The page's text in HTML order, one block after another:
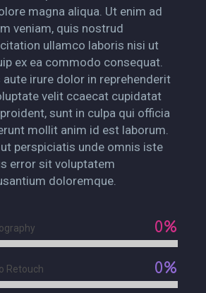
magna aliqua. Ut enim ad
veniam, quis nostrud
ullamco laboris nisi ut
ex ea commodo consequat.
aute irure dolor in reprehenderit
velit ccaecat cupidatat
sunt in culpa qui officia
mollit anim id est laborum.
perspiciatis unde omnis iste
error sit voluptatem
doloremque.
0%
Retouch 0%